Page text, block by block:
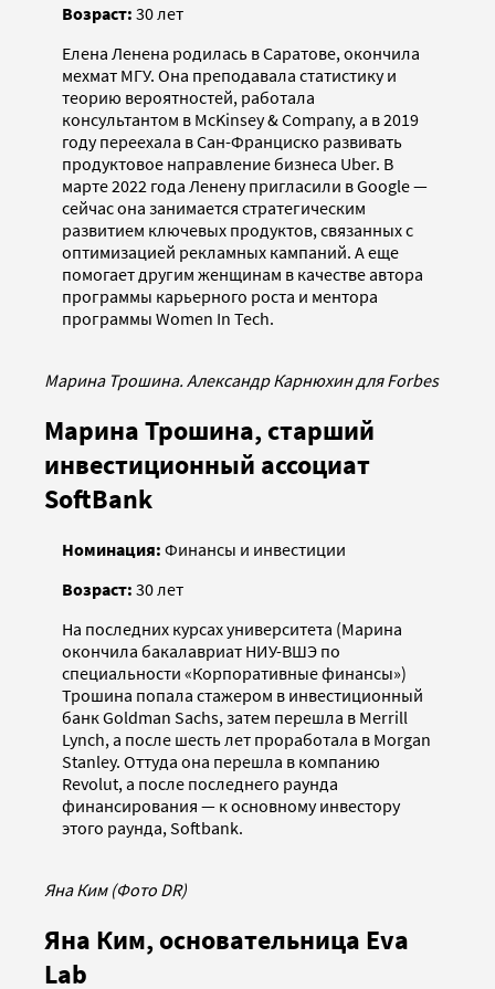
Возраст: 30 лет
Елена Ленена родилась в Саратове, окончила
мехмат МГУ. Она преподавала статистику и
теорию вероятностей, работала
консультантом в McKinsey & Company, а в 2019
году переехала в Сан-Франциско развивать
продуктовое направление бизнеса Uber. В
марте 2022 года Ленену пригласили в Google —
сейчас она занимается стратегическим
развитием ключевых продуктов, связанных с
оптимизацией рекламных кампаний. А еще
помогает другим женщинам в качестве автора
программы карьерного роста и ментора
программы Women In Tech.
Марина Трошина. Александр Карнюхин для Forbes
Марина Трошина, старший
инвестиционный ассоциат
SoftBank
Номинация: Финансы и инвестиции
Возраст: 30 лет
На последних курсах университета (Марина
окончила бакалавриат НИУ-ВШЭ по
специальности «Корпоративные финансы»)
Трошина попала стажером в инвестиционный
банк Goldman Sachs, затем перешла в Merrill
Lynch, а после шесть лет проработала в Morgan
Stanley. Оттуда она перешла в компанию
Revolut, а после последнего раунда
финансирования — к основному инвестору
этого раунда, Softbank.
Яна Ким (Фото DR)
Яна Ким, основательница Eva
Lab